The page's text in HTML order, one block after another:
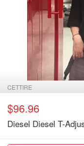
CETTIRE
$96.96
Diesel Diesel T-